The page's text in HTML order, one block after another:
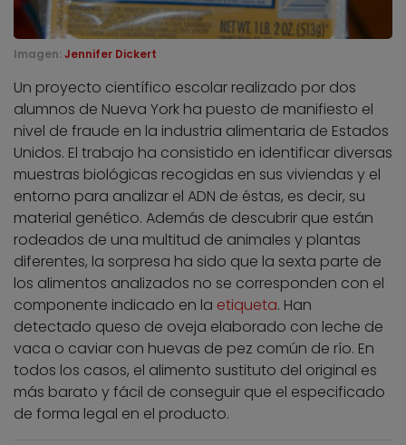
Imagen: Jennifer Dickert
Un proyecto científico escolar realizado por dos
alumnos de Nueva York ha puesto de manifiesto el
nivel de fraude en la industria alimentaria de Estados
Unidos. El trabajo ha consistido en identificar diversas
muestras biológicas recogidas en sus viviendas y el
entorno para analizar el ADN de éstas, es decir, su
material genético. Además de descubrir que están
rodeados de una multitud de animales y plantas
diferentes, la sorpresa ha sido que la sexta parte de
los alimentos analizados no se corresponden con el
componente indicado en la etiqueta. Han
detectado queso de oveja elaborado con leche de
vaca o caviar con huevas de pez común de río. En
todos los casos, el alimento sustituto del original es
más barato y fácil de conseguir que el especificado
de forma legal en el producto.